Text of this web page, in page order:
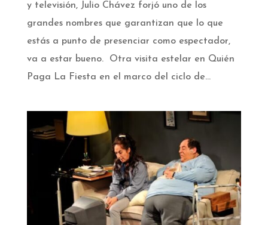
y televisión, Julio Chávez forjó uno de los
grandes nombres que garantizan que lo que
estás a punto de presenciar como espectador,
va a estar bueno. Otra visita estelar en Quién
Paga La Fiesta en el marco del ciclo de...